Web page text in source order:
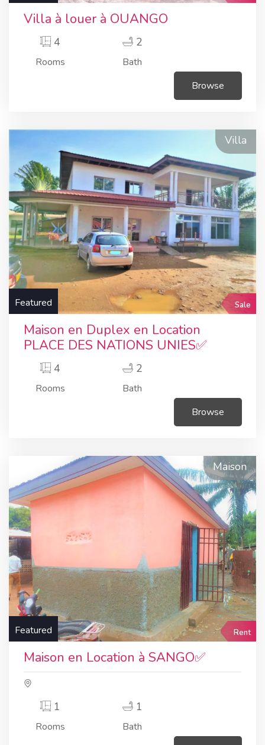
Villa à louer à OUANGO
4
Rooms
2
Bath
Browse
Villa
Featured Sale
Maison en Duplex en Location
PLACE DES NATIONS UNIES✅
4
Rooms
2
Bath
Browse
Maison
Featured Rent
Maison en Location à SANGO✅
1
Rooms
1
Bath